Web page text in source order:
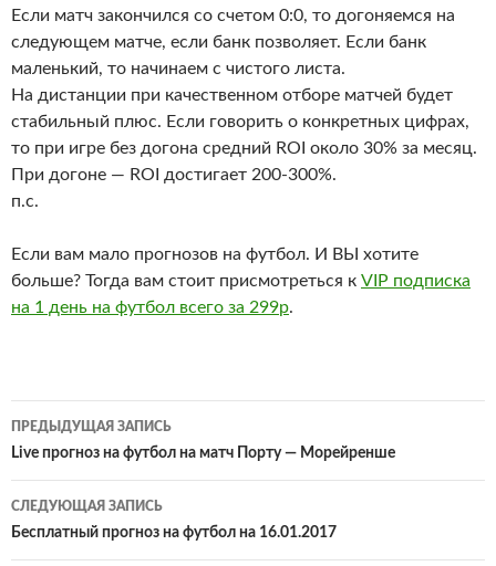
Если матч закончился со счетом 0:0, то догоняемся на
следующем матче, если банк позволяет. Если банк
маленький, то начинаем с чистого листа.
На дистанции при качественном отборе матчей будет
стабильный плюс. Если говорить о конкретных цифрах,
то при игре без догона средний ROI около 30% за месяц.
При догоне — ROI достигает 200-300%.
п.с.
Если вам мало прогнозов на футбол. И ВЫ хотите
больше? Тогда вам стоит присмотреться к VIP подписка
на 1 день на футбол всего за 299р.
Навигация
по
записям
ПРЕДЫДУЩАЯ ЗАПИСЬ
Live прогноз на футбол на матч Порту — Морейренше
СЛЕДУЮЩАЯ ЗАПИСЬ
Бесплатный прогноз на футбол на 16.01.2017